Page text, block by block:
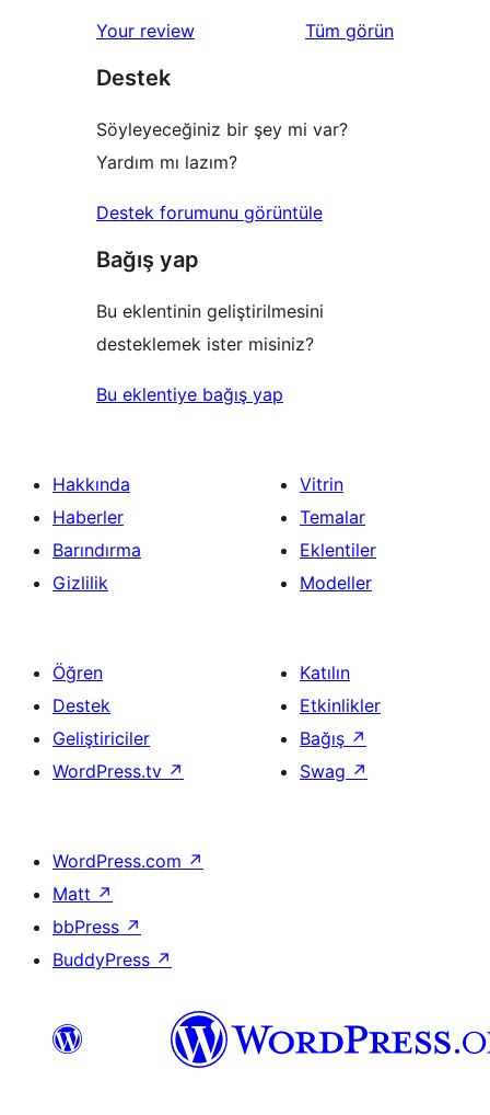
Your review Tüm değerlendirmeleri
görün
Destek
Söyleyeceğiniz bir şey mi var?
Yardım mı lazım?
Destek forumunu görüntüle
Bağış yap
Bu eklentinin geliştirilmesini
desteklemek ister misiniz?
Bu eklentiye bağış yap
Hakkında
Haberler
Barındırma
Gizlilik
Vitrin
Temalar
Eklentiler
Modeller
Öğren
Destek
Geliştiriciler
WordPress.tv ↗
Katılın
Etkinlikler
Bağış ↗
Swag ↗
WordPress.com ↗
Matt ↗
bbPress ↗
BuddyPress ↗